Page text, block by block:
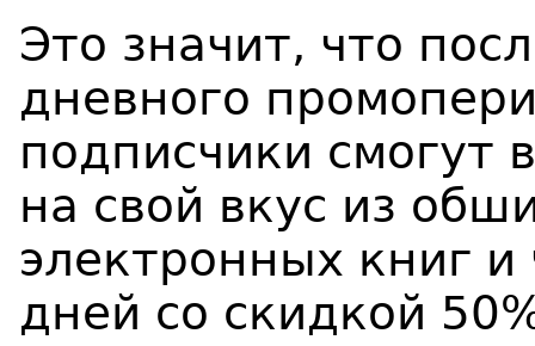
Это значит, что
дневного
подписчики смогут
на свой вкус из
электронных книг и
дней со скидкой